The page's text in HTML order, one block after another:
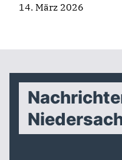
14. März 2026